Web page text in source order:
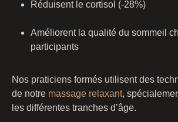
Réduisent le cortisol (-28%)
Améliorent la qualité du sommeil
participants
Nos praticiens formés utilisent des
de notre massage relaxant,
les différentes tranches d’âge.